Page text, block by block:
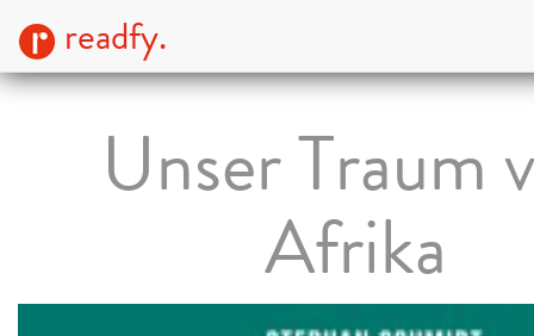
readfy.
Unser Traum
Afrika